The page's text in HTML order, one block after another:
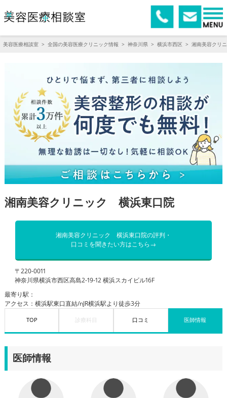
美容医療相談室 > 全国の美容医療クリニック情報 > 神奈川県 > 横浜市西区 > 湘南美容クリ
湘南美容クリニック 横浜東口院
湘南美容クリニック 横浜東口院の評判・
口コミを聞きたい方はこちら→
〒220-0011
神奈川県横浜市西区高島2-19-12 横浜スカイビル16F
最寄り駅：
アクセス：横浜駅東口直結/nJR横浜駅より徒歩3分
TOP 診療科目 口コミ 医師情報
医師情報